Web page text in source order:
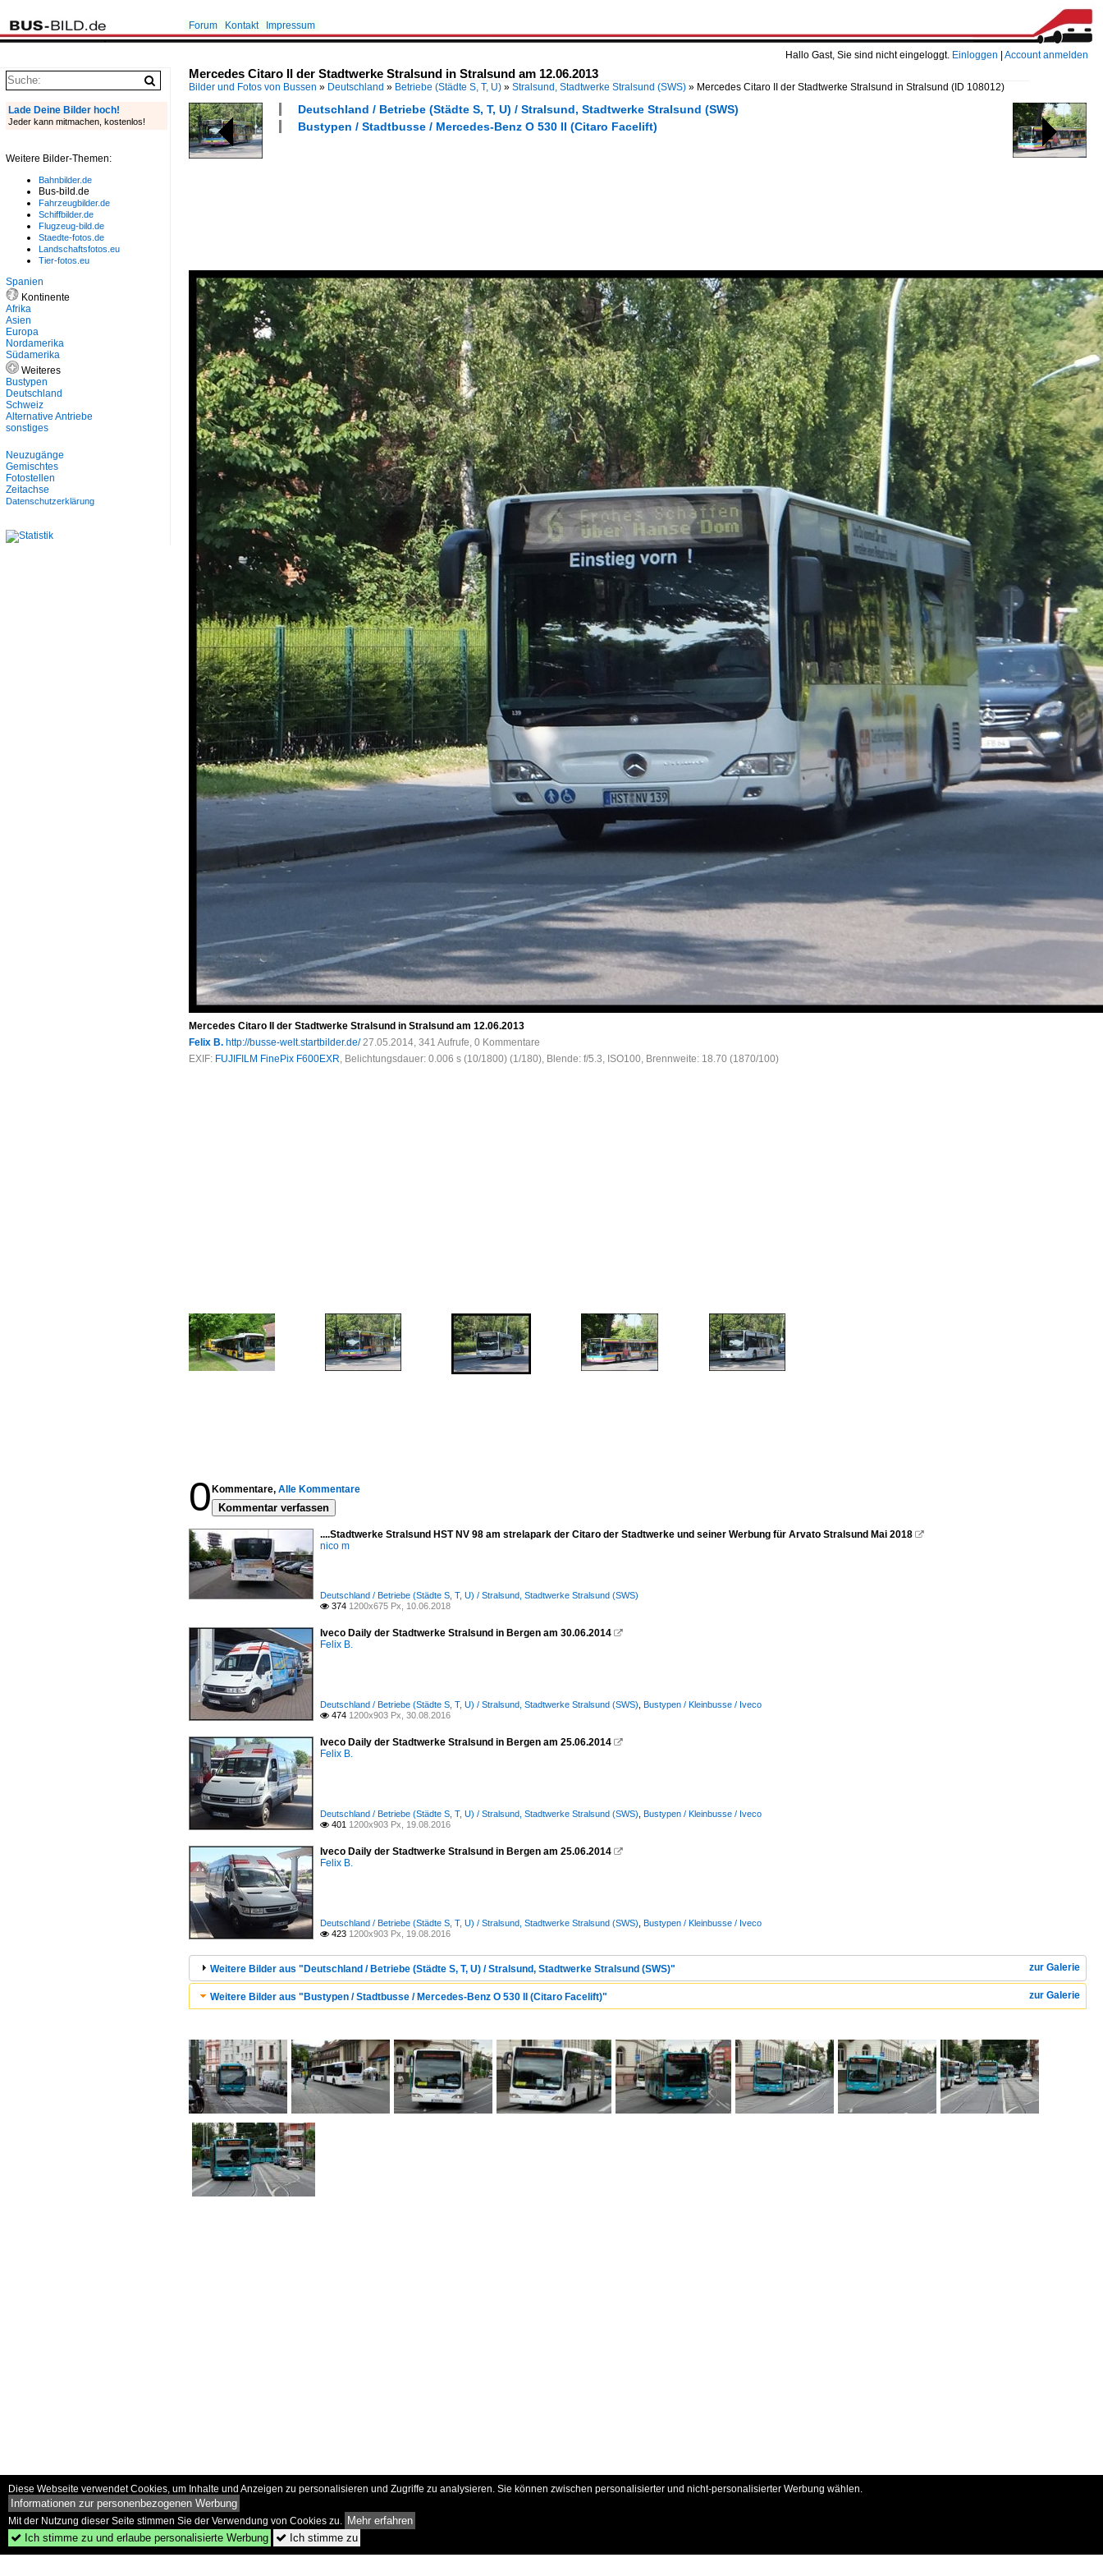
Hallo Gast, Sie sind nicht eingeloggt. Einloggen Account anmelden
Forum Kontakt Impressum
Mercedes Citaro II der Stadtwerke Stralsund in Stralsund am 12.06.2013
Bilder und Fotos von Bussen » Deutschland » Betriebe (Städte S, T, U) » Stralsund, Stadtwerke Stralsund (SWS) » Mercedes Citaro II der Stadtwerke Stralsund in Stralsund (ID 108012)
Deutschland / Betriebe (Städte S, T, U) / Stralsund, Stadtwerke Stralsund (SWS)
Bustypen / Stadtbusse / Mercedes-Benz O 530 II (Citaro Facelift)
Mercedes Citaro II der Stadtwerke Stralsund in Stralsund am 12.06.2013
Felix B. http://busse-welt.startbilder.de/ 27.05.2014, 341 Aufrufe, 0 Kommentare
EXIF: FUJIFILM FinePix F600EXR, Belichtungsdauer: 0.006 s (10/1800) (1/180), Blende: f/5.3, ISO100, Brennweite: 18.70 (1870/100)
0 Kommentare, Alle Kommentare
Kommentar verfassen
....Stadtwerke Stralsund HST NV 98 am strelapark der Citaro der Stadtwerke und seiner Werbung für Arvato Stralsund Mai 2018 
nico m
Deutschland / Betriebe (Städte S, T, U) / Stralsund, Stadtwerke Stralsund (SWS)
 374 1200x675 Px, 10.06.2018
Iveco Daily der Stadtwerke Stralsund in Bergen am 30.06.2014 
Felix B.
Deutschland / Betriebe (Städte S, T, U) / Stralsund, Stadtwerke Stralsund (SWS) Bustypen / Kleinbusse / Iveco
 474 1200x903 Px, 30.08.2016
Iveco Daily der Stadtwerke Stralsund in Bergen am 25.06.2014 
Felix B.
Deutschland / Betriebe (Städte S, T, U) / Stralsund, Stadtwerke Stralsund (SWS) Bustypen / Kleinbusse / Iveco
 401 1200x903 Px, 19.08.2016
Iveco Daily der Stadtwerke Stralsund in Bergen am 25.06.2014 
Felix B.
Deutschland / Betriebe (Städte S, T, U) / Stralsund, Stadtwerke Stralsund (SWS) Bustypen / Kleinbusse / Iveco
 423 1200x903 Px, 19.08.2016
zur Galerie
Weitere Bilder aus "Deutschland / Betriebe (Städte S, T, U) / Stralsund, Stadtwerke Stralsund (SWS)"
zur Galerie
Weitere Bilder aus "Bustypen / Stadtbusse / Mercedes-Benz O 530 II (Citaro Facelift)"
Lade Deine Bilder hoch!
Jeder kann mitmachen, kostenlos!
Weitere Bilder-Themen:
Bahnbilder.de
Bus-bild.de
Fahrzeugbilder.de
Schiffbilder.de
Flugzeug-bild.de
Staedte-fotos.de
Landschaftsfotos.eu
Tier-fotos.eu
Spanien
Kontinente
Afrika
Asien
Europa
Nordamerika
Südamerika
Weiteres
Bustypen
Deutschland
Schweiz
Alternative Antriebe
sonstiges
Neuzugänge
Gemischtes
Fotostellen
Zeitachse
Datenschutzerklärung
Diese Webseite verwendet Cookies, um Inhalte und Anzeigen zu personalisieren und Zugriffe zu analysieren. Sie können zwischen personalisierter und nicht-personalisierter Werbung wählen.
Informationen zur personenbezogenen Werbung
Mit der Nutzung dieser Seite stimmen Sie der Verwendung von Cookies zu. Mehr erfahren
 Ich stimme zu und erlaube personalisierte Werbung  Ich stimme zu